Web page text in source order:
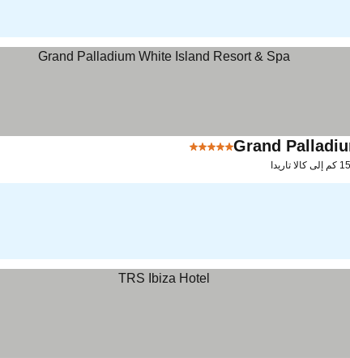
Grand5 عدد النجوم